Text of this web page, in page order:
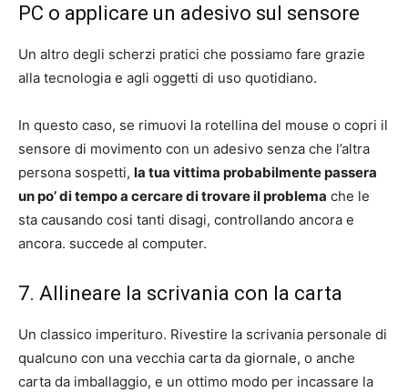
PC o applicare un adesivo sul sensore
Un altro degli scherzi pratici che possiamo fare grazie
alla tecnologia e agli oggetti di uso quotidiano.
In questo caso, se rimuovi la rotellina del mouse o copri il
sensore di movimento con un adesivo senza che l’altra
persona sospetti, la tua vittima probabilmente passera
un po’ di tempo a cercare di trovare il problema che le
sta causando cosi tanti disagi, controllando ancora e
ancora. succede al computer.
7. Allineare la scrivania con la carta
Un classico imperituro. Rivestire la scrivania personale di
qualcuno con una vecchia carta da giornale, o anche
carta da imballaggio, e un ottimo modo per incassare la